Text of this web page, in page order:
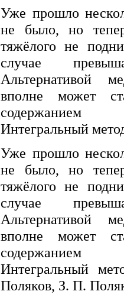
Уже прошло
не было, но
тяжёлого не
случае
Альтернативой
вполне может
содержанием
Интегральный
Уже прошло
не было, но
тяжёлого не
случае
Альтернативой
вполне может
содержанием
Интегральный
Поляков, З. П.